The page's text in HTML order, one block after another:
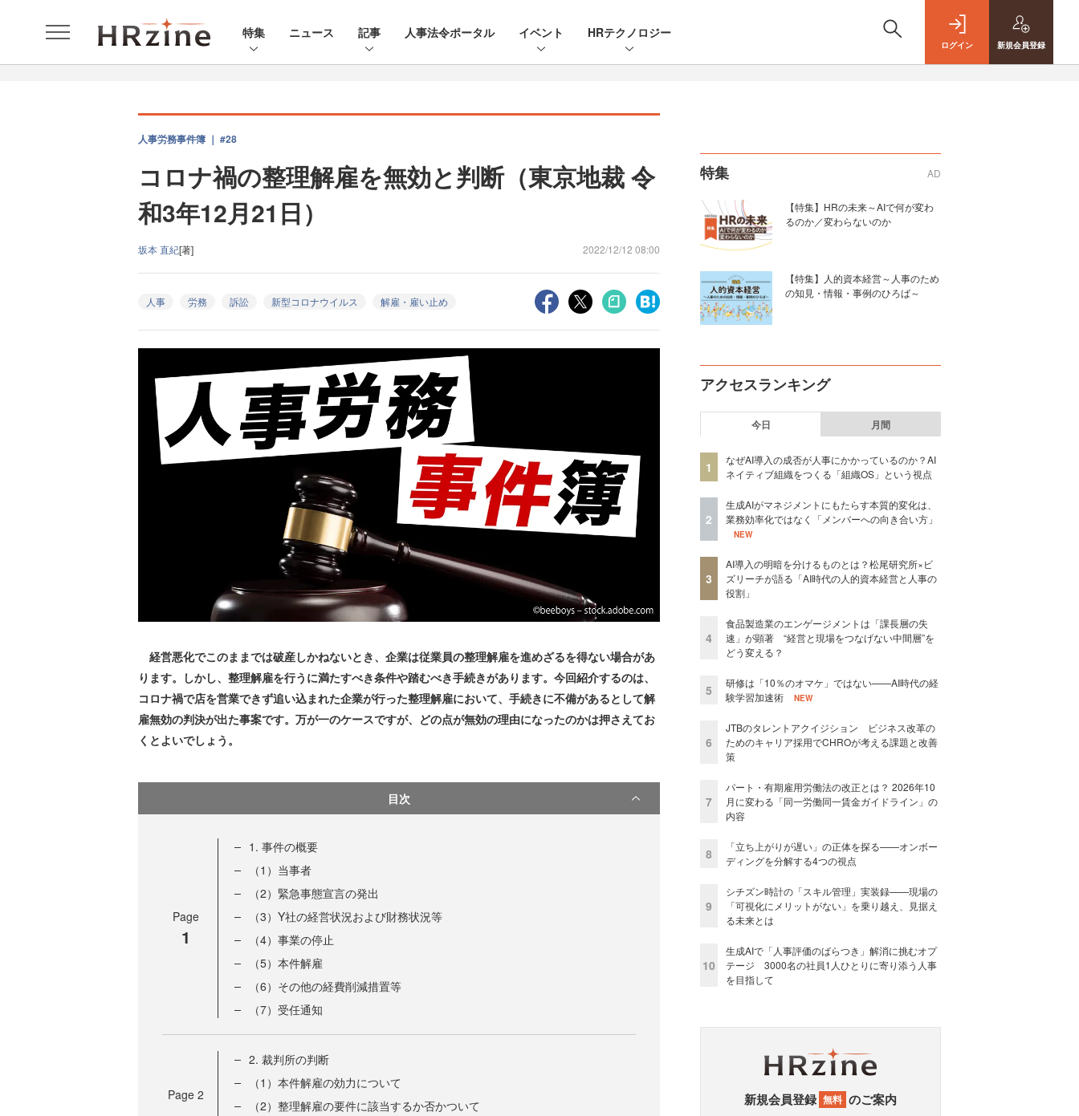
特集 ニュース 記事 人事法令ポータル イベント HRテクノロジー
ログイン 新規会員登録
人事労務事件簿 ｜ #28
コロナ禍の整理解雇を無効と判断（東京地裁 令
和3年12月21日）
坂本 直紀[著] 2022/12/12 08:00
人事 労務 訴訟 新型コロナウイルス 解雇・雇い止め
経営悪化でこのままでは破産しかねないとき、企業は従業員の整理解雇を進めざるを得ない場合があ
ります。しかし、整理解雇を行うに満たすべき条件や踏むべき手続きがあります。今回紹介するのは、
コロナ禍で店を営業できず追い込まれた企業が行った整理解雇において、手続きに不備があるとして解
雇無効の判決が出た事案です。万が一のケースですが、どの点が無効の理由になったのかは押さえてお
くとよいでしょう。
目次
Page
1
1. 事件の概要
（1）当事者
（2）緊急事態宣言の発出
（3）Y社の経営状況および財務状況等
（4）事業の停止
（5）本件解雇
（6）その他の経費削減措置等
（7）受任通知
Page 2
2. 裁判所の判断
（1）本件解雇の効力について
（2）整理解雇の要件に該当するか否かついて
特集 AD
【特集】HRの未来～AIで何が変わ
るのか／変わらないのか
【特集】人的資本経営～人事のため
の知見・情報・事例のひろば～
アクセスランキング
今日 月間
1
なぜAI導入の成否が人事にかかっているのか？AI
ネイティブ組織をつくる「組織OS」という視点
2
生成AIがマネジメントにもたらす本質的変化は、
業務効率化ではなく「メンバーへの向き合い方」
NEW
3
AI導入の明暗を分けるものとは？松尾研究所×ビ
ズリーチが語る「AI時代の人的資本経営と人事の
役割」
4
食品製造業のエンゲージメントは「課長層の失
速」が顕著 “経営と現場をつなげない中間層”を
どう変える？
5
研修は「10％のオマケ」ではない——AI時代の経
験学習加速術
NEW
6
JTBのタレントアクイジション ビジネス改革の
ためのキャリア採用でCHROが考える課題と改善
策
7
パート・有期雇用労働法の改正とは？ 2026年10
月に変わる「同一労働同一賃金ガイドライン」の
内容
8
「立ち上がりが遅い」の正体を探る——オンボー
ディングを分解する4つの視点
9
シチズン時計の「スキル管理」実装録——現場の
「可視化にメリットがない」を乗り越え、見据え
る未来とは
10
生成AIで「人事評価のばらつき」解消に挑むオプ
テージ 3000名の社員1人ひとりに寄り添う人事
を目指して
新規会員登録 無料 のご案内